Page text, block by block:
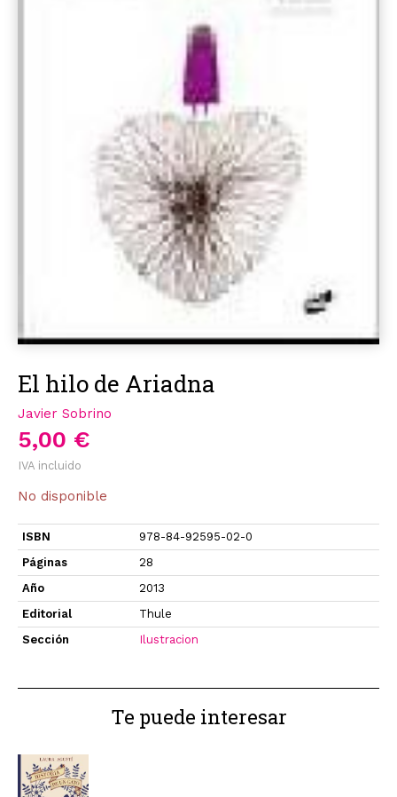
El hilo de Ariadna
Javier Sobrino
5,00 €
IVA incluido
No disponible
ISBN
978-84-92595-02-0
Páginas
28
Año
2013
Editorial
Thule
Sección
Ilustracion
Te puede interesar